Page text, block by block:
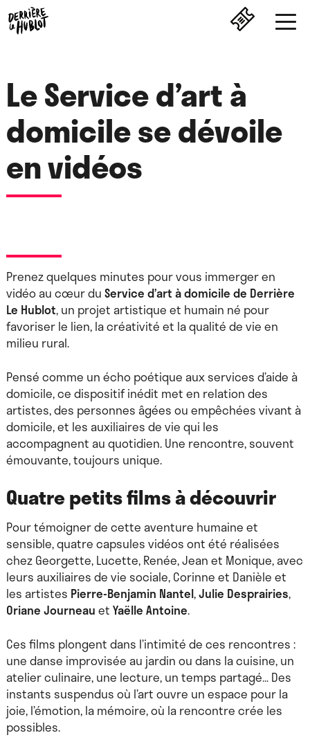
Le Service d’art à
domicile se dévoile
en vidéos
Prenez quelques minutes pour vous immerger en
vidéo au cœur duService d’art à domicile de Derrière
Le Hublot, un projet artistique et humain né pour
favoriser le lien, la créativité et la qualité de vie en
milieu rural.
Pensé comme un écho poétique aux services d’aide à
domicile, ce dispositif inédit met en relation des
artistes, des personnes âgées ou empêchées vivant à
domicile, et les auxiliaires de vie qui les
accompagnent au quotidien. Une rencontre, souvent
émouvante, toujours unique.
Quatre petits films à découvrir
Pour témoigner de cette aventure humaine et
sensible, quatre capsules vidéos ont été réalisées
chez Georgette, Lucette, Renée, Jean et Monique, avec
leurs auxiliaires de vie sociale, Corinne et Danièle et
les artistes Pierre-Benjamin Nantel,Julie Desprairies,
Oriane JourneauetYaëlle Antoine.
Ces films plongent dans l’intimité de ces rencontres :
une danse improvisée au jardin ou dans la cuisine, un
atelier culinaire, une lecture, un temps partagé… Des
instants suspendus où l’art ouvre un espace pour la
joie, l’émotion, la mémoire, où la rencontre crée les
possibles.